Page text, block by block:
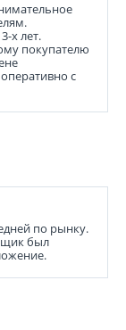
х лет.
покупателю
с
по рынку.
был